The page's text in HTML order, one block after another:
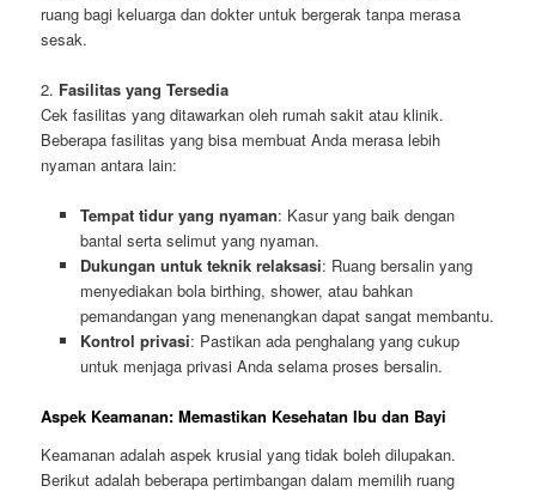
ruang bagi keluarga dan dokter untuk bergerak tanpa merasa
sesak.
2. Fasilitas yang Tersedia
Cek fasilitas yang ditawarkan oleh rumah sakit atau klinik.
Beberapa fasilitas yang bisa membuat Anda merasa lebih
nyaman antara lain:
Tempat tidur yang nyaman: Kasur yang baik dengan
bantal serta selimut yang nyaman.
Dukungan untuk teknik relaksasi: Ruang bersalin yang
menyediakan bola birthing, shower, atau bahkan
pemandangan yang menenangkan dapat sangat membantu.
Kontrol privasi: Pastikan ada penghalang yang cukup
untuk menjaga privasi Anda selama proses bersalin.
Aspek Keamanan: Memastikan Kesehatan Ibu dan Bayi
Keamanan adalah aspek krusial yang tidak boleh dilupakan.
Berikut adalah beberapa pertimbangan dalam memilih ruang